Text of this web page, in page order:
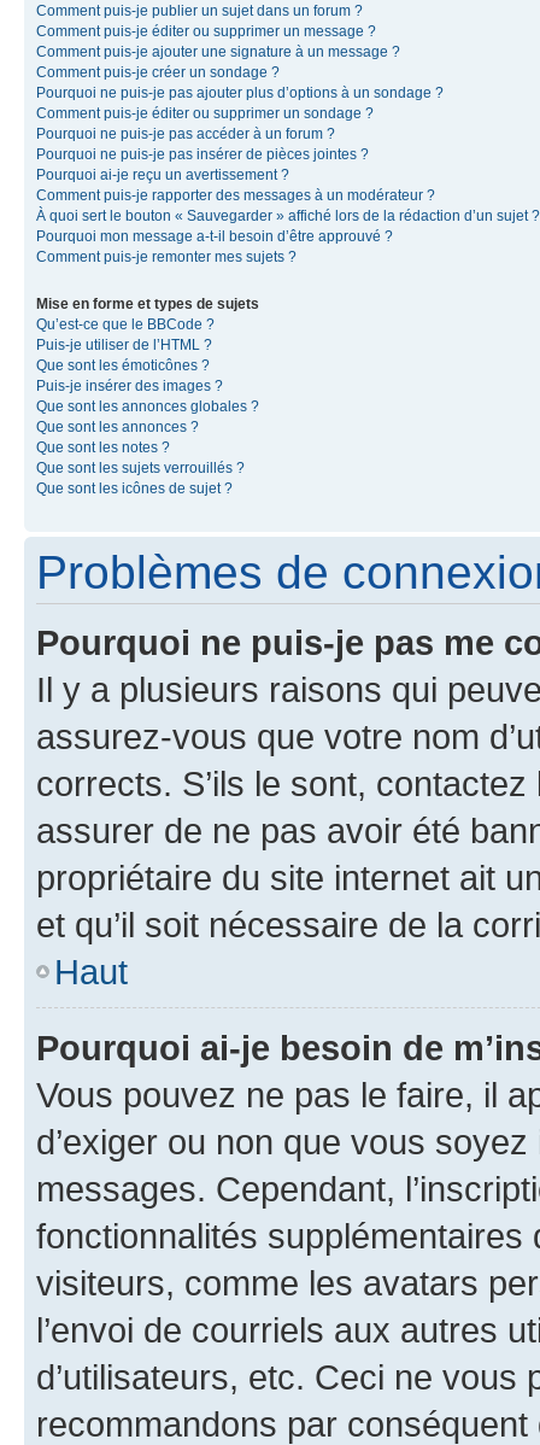
Comment puis-je publier un sujet dans un forum ?
Comment puis-je éditer ou supprimer un message ?
Comment puis-je ajouter une signature à un message ?
Comment puis-je créer un sondage ?
Pourquoi ne puis-je pas ajouter plus d’options à un sondage ?
Comment puis-je éditer ou supprimer un sondage ?
Pourquoi ne puis-je pas accéder à un forum ?
Pourquoi ne puis-je pas insérer de pièces jointes ?
Pourquoi ai-je reçu un avertissement ?
Comment puis-je rapporter des messages à un modérateur ?
À quoi sert le bouton « Sauvegarder » affiché lors de la rédaction d’un sujet ?
Pourquoi mon message a-t-il besoin d’être approuvé ?
Comment puis-je remonter mes sujets ?
Mise en forme et types de sujets
Qu’est-ce que le BBCode ?
Puis-je utiliser de l’HTML ?
Que sont les émoticônes ?
Puis-je insérer des images ?
Que sont les annonces globales ?
Que sont les annonces ?
Que sont les notes ?
Que sont les sujets verrouillés ?
Que sont les icônes de sujet ?
Problèmes de
Pourquoi ne puis-je pas me
Il y a plusieurs raisons qui
assurez-vous que votre nom
corrects. S’ils le sont,
assurer de ne pas avoir été
propriétaire du site internet ait
et qu’il soit nécessaire de la
Haut
Pourquoi ai-je besoin de
Vous pouvez ne pas le faire, il
d’exiger ou non que vous
messages. Cependant,
fonctionnalités
visiteurs, comme les avatars
l’envoi de courriels aux autres
d’utilisateurs, etc. Ceci ne vous
recommandons par conséquent